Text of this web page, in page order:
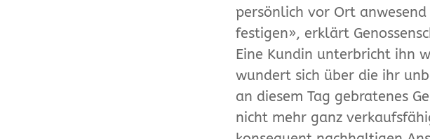
persönlich vor Ort
festigen», erklärt
Eine Kundin unterbricht ihn
wundert sich über die ihr
an diesem Tag gebratenes
nicht mehr ganz